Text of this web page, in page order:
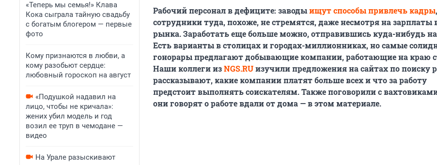
«Теперь мы семья!» Клава
Кока сыграла тайную свадьбу
с богатым блогером — первые
фото
Кому признаются в любви, а
кому разобьют сердце:
любовный гороскоп на август
«Подушкой надавил на
лицо, чтобы не кричала»:
жених убил модель и год
возил ее труп в чемодане —
видео
На Урале разыскивают
Рабочий персонал в дефиците: заводыищут способы привлечь кадры
сотрудники туда, похоже, не стремятся, даже несмотря на
рынка. Заработать еще больше можно, отправившись куда-нибудь
Есть варианты в столицах и городах-миллионниках, но самые
гонорары предлагают добывающие компании, работающие на краю
Наши коллеги изNGS.RUизучили предложения на сайтах по поиску
рассказывают, какие компании платят больше всех и что за работу
предстоит выполнять соискателям. Также поговорили с
они говорят о работе вдали от дома — в этом материале.